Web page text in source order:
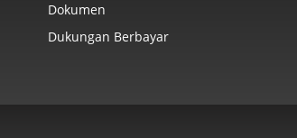
Dokumen
Dukungan Berbayar